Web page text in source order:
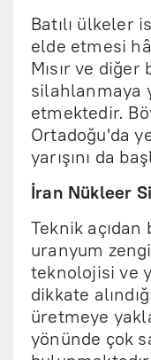
Batılı ülkeler
elde etmesi
Mısır ve
silahlanmaya
etmektedir.
Ortadoğu'da
yarışını da
İran Nükleer
Teknik açıdan
uranyum
teknolojisi ve
dikkate
üretmeye
yönünde çok